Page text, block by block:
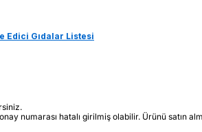
Edici Gıdalar Listesi
numarası hatalı girilmiş olabilir. Ürünü satın